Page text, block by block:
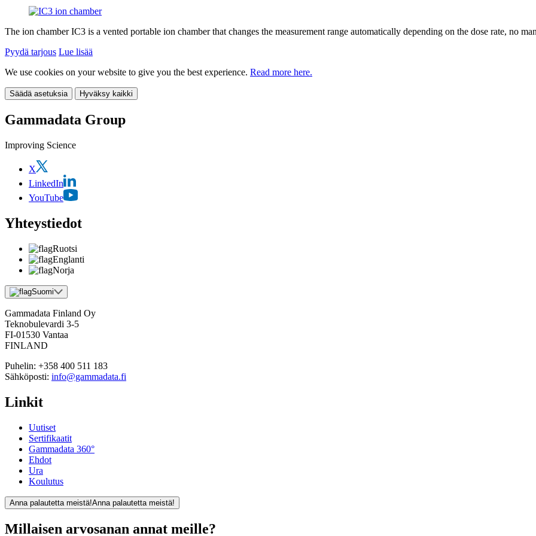
The ion chamber IC3 is a vented portable ion chamber that changes the measurement range automatically depending on the dose rate, no
Pyydä tarjous Lue lisää
We use cookies on your website to give you the best experience. Read more here.
Säädä asetuksia Hyväksy kaikki
Gammadata Group
Improving Science
X
LinkedIn
YouTube
Yhteystiedot
Ruotsi
Englanti
Norja
Suomi
Gammadata Finland Oy
Teknobulevardi 3-5
FI-01530 Vantaa
FINLAND
Puhelin: +358 400 511 183
Sähköposti: info@gammadata.fi
Linkit
Uutiset
Sertifikaatit
Gammadata 360°
Ehdot
Ura
Koulutus
Anna palautetta meistä!Anna palautetta meistä!
Millaisen arvosanan annat meille?